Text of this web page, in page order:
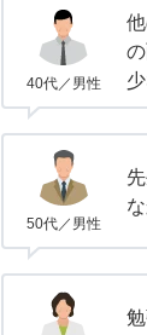
40代／男性
50代／男性